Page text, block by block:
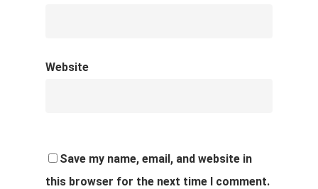
Website
Save my name, email, and website in
this browser for the next time I comment.